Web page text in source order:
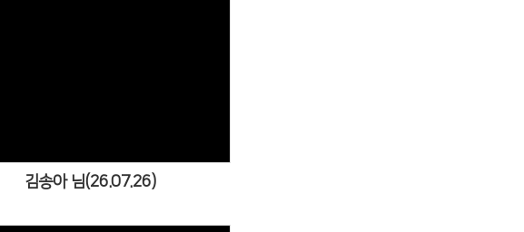
김송아 님(26.07.26)